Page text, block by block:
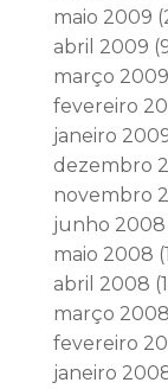
maio 2009
abril 2009
março 2009
fevereiro
janeiro
dezembro
novembro
junho 2008
maio 2008
abril 2008
março 2008
fevereiro
janeiro